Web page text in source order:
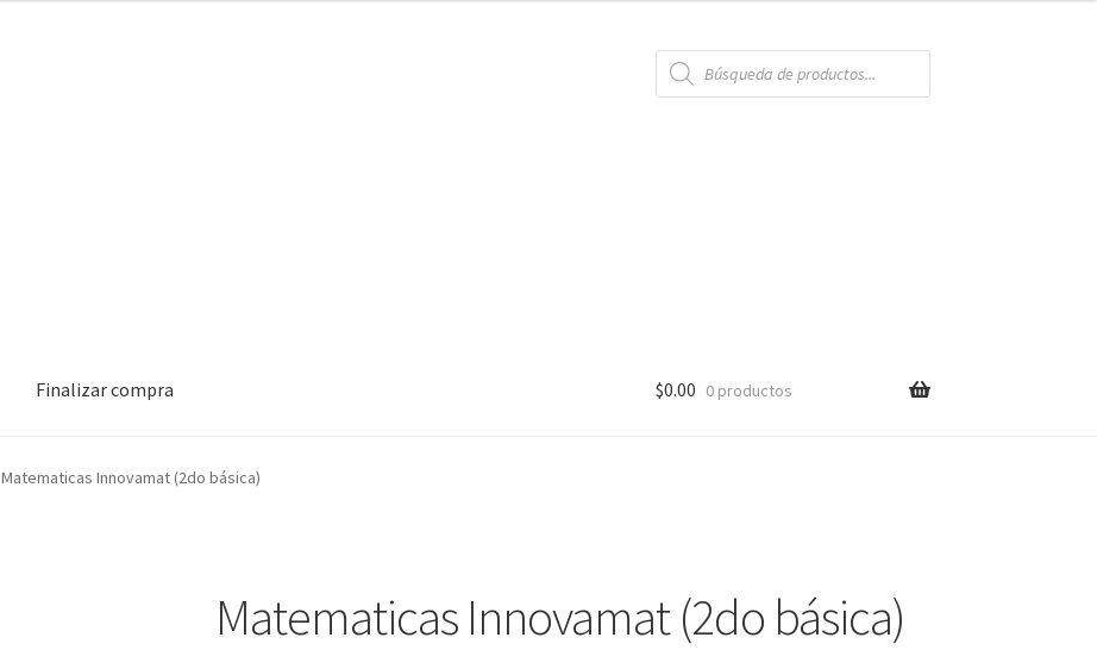
Búsqueda
de
productos
Finalizar compra $0.00 0 productos
Matematicas Innovamat (2do básica)
Matematicas Innovamat (2do básica)